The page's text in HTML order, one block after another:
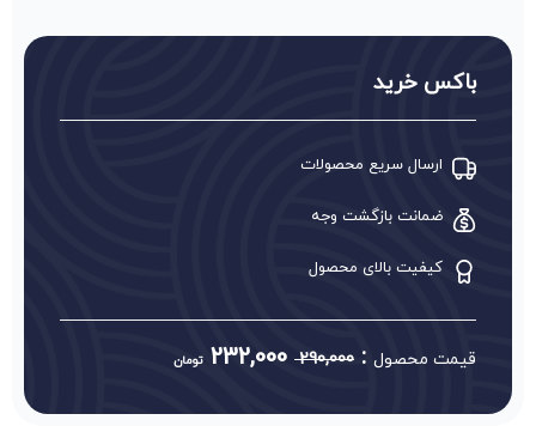
باکس خرید
ارسال سریع محصولات
ضمانت بازگشت وجه
کیفیت بالای محصول
قیمت محصول :
290,000
232,000 تومان